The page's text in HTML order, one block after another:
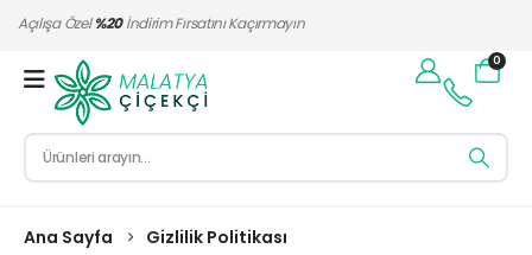
Açılışa Özel%20İndirim Fırsatını Kaçırmayın
0
Ana Sayfa Gizlilik Politikası